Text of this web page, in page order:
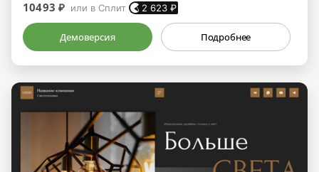
10493 ₽ или в Сплит 2 623 ₽
Демоверсия Подробнее